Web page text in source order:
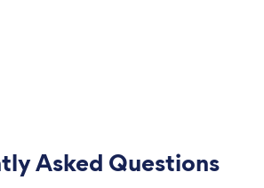
Asked Questions